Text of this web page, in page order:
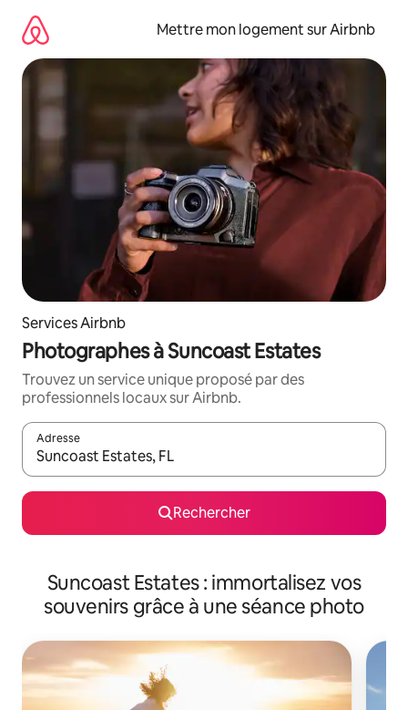
directement
contenu
Mettre mon logement sur Airbnb
Services Airbnb
Photographes à Suncoast Estates
Trouvez un service unique proposé par des
professionnels locaux sur Airbnb.
Adresse
Lorsque les résultats s'affichent, utilisez les flèches vers le
Rechercher
Suncoast Estates : immortalisez vos
souvenirs grâce à une séance photo